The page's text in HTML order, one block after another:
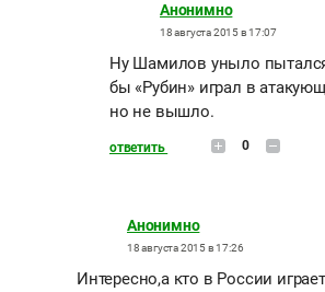
Анонимно
18 августа 2015 в 17:07
Ну Шамилов уныло
бы «Рубин» играл в
но не вышло.
ответить 0
Анонимно
18 августа 2015 в 17:26
Интересно,а кто в России